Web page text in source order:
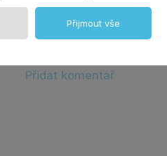
Přidat komentář
Přijmout vše